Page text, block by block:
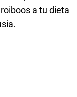
a tu dieta